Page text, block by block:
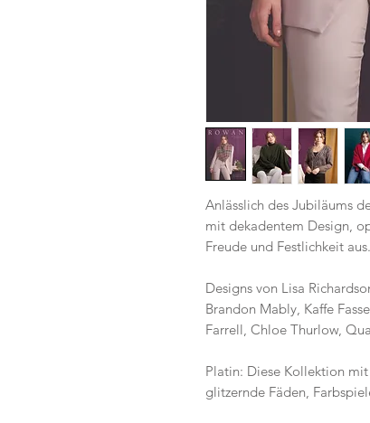
Anlässlich des Jubiläums
mit dekadentem Design,
Freude und Festlichkeit aus.
Designs von Lisa
Brandon Mably, Kaffe
Farrell, Chloe Thurlow,
Platin: Diese Kollektion
glitzernde Fäden,